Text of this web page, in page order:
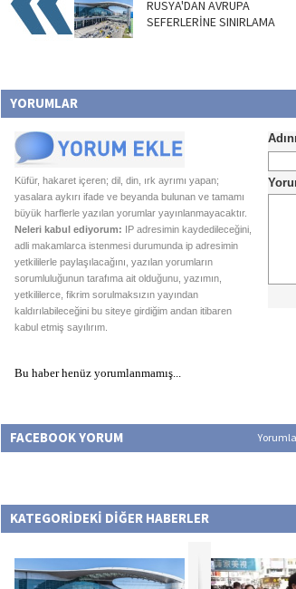
RUSYA'DAN AVRUPA
SEFERLERİNE SINIRLAMA
YORUMLAR
Küfür, hakaret içeren; dil, din, ırk ayrımı yapan;
yasalara aykırı ifade ve beyanda bulunan ve tamamı
büyük harflerle yazılan yorumlar yayınlanmayacaktır.
Neleri kabul ediyorum: IP adresimin kaydedileceğini,
adli makamlarca istenmesi durumunda ip adresimin
yetkililerle paylaşılacağını, yazılan yorumların
sorumluluğunun tarafıma ait olduğunu, yazımın,
yetkililerce, fikrim sorulmaksızın yayından
kaldırılabileceğini bu siteye girdiğim andan itibaren
kabul etmiş sayılırım.
Bu haber henüz yorumlanmamış...
FACEBOOK YORUM
KATEGORİDEKİ DİĞER HABERLER